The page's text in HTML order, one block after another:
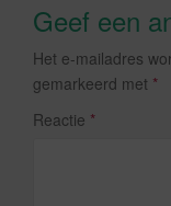
Geef een
Het e-mailadres
gemarkeerd met *
Reactie *